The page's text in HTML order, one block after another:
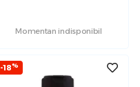
Momentan indisponibil
-18%